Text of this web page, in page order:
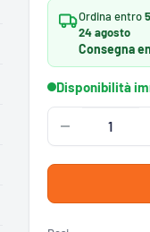
Ordina entro
24 agosto
Consegna
Disponibilità